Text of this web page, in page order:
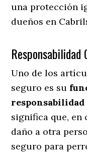
una protección
dueños en
Uno de los
seguro es su
significa que, en
daño a otra
seguro para